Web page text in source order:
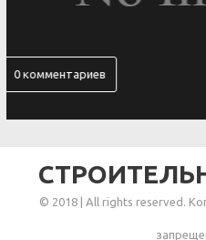
0 комментариев
© 2018 | All rights reserved.